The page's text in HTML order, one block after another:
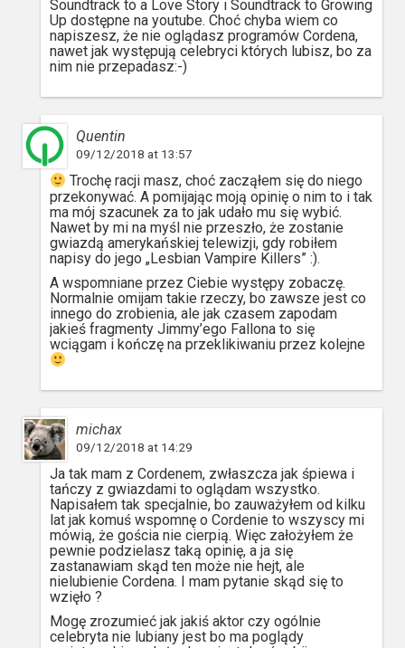
Soundtrack to a Love Story i Soundtrack to Growing
Up dostępne na youtube. Choć chyba wiem co
napiszesz, że nie oglądasz programów Cordena,
nawet jak występują celebryci których lubisz, bo za
nim nie przepadasz:-)
Quentin
09/12/2018 at 13:57
Trochę racji masz, choć zacząłem się do niego
przekonywać. A pomijając moją opinię o nim to i tak
ma mój szacunek za to jak udało mu się wybić.
Nawet by mi na myśl nie przeszło, że zostanie
gwiazdą amerykańskiej telewizji, gdy robiłem
napisy do jego „Lesbian Vampire Killers” :).
A wspomniane przez Ciebie występy zobaczę.
Normalnie omijam takie rzeczy, bo zawsze jest co
innego do zrobienia, ale jak czasem zapodam
jakieś fragmenty Jimmy’ego Fallona to się
wciągam i kończę na przeklikiwaniu przez kolejne
michax
09/12/2018 at 14:29
Ja tak mam z Cordenem, zwłaszcza jak śpiewa i
tańczy z gwiazdami to oglądam wszystko.
Napisałem tak specjalnie, bo zauważyłem od kilku
lat jak komuś wspomnę o Cordenie to wszyscy mi
mówią, że gościa nie cierpią. Więc założyłem że
pewnie podzielasz taką opinię, a ja się
zastanawiam skąd ten może nie hejt, ale
nielubienie Cordena. I mam pytanie skąd się to
wzięło ?
Mogę zrozumieć jak jakiś aktor czy ogólnie
celebryta nie lubiany jest bo ma poglądy